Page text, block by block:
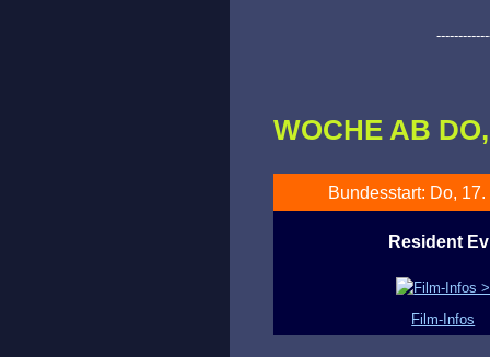
WOCHE AB
Bundesstart: Do,
Resident
Film-Infos